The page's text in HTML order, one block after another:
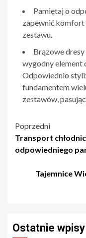
Pamiętaj o
zapewnić komfort
zestawu.
Brązowe
wygodny element
Odpowiednio
fundamentem
zestawów,
Nawigacja
wpisu
Poprzedni
Transport
odpowiedniego
Tajemnice
Ostatnie wpisy